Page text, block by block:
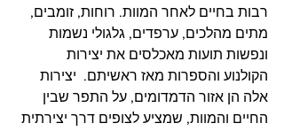
רבות בחיים לאחר המוות. רוחות, זומבים,
מתים מהלכים, ערפדים, גלגולי נשמות
ונפשות תועות מאכלסים את יצירות
הקולנוע והספרות מאז ראשיתם.  יצירות
אלה הן אזור הדמדומים, על התפר שבין
החיים והמוות, שמציע לצופים דרך יצירתית